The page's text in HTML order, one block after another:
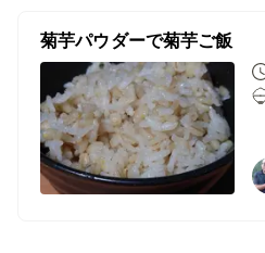
菊芋パウダーで菊芋ご飯